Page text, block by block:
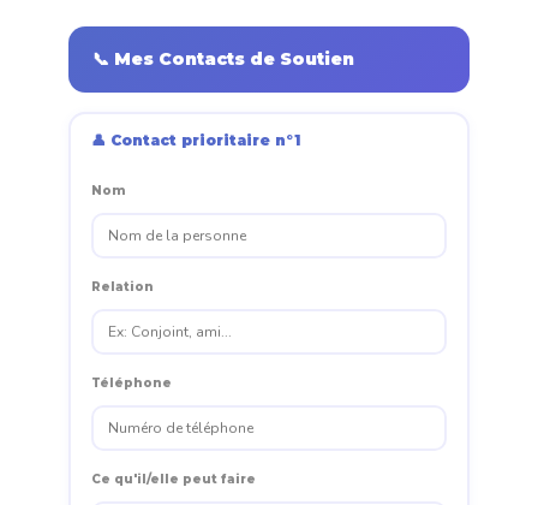
📞 Mes Contacts de Soutien
👤 Contact prioritaire n°1
Nom
Relation
Téléphone
Ce qu'il/elle peut faire